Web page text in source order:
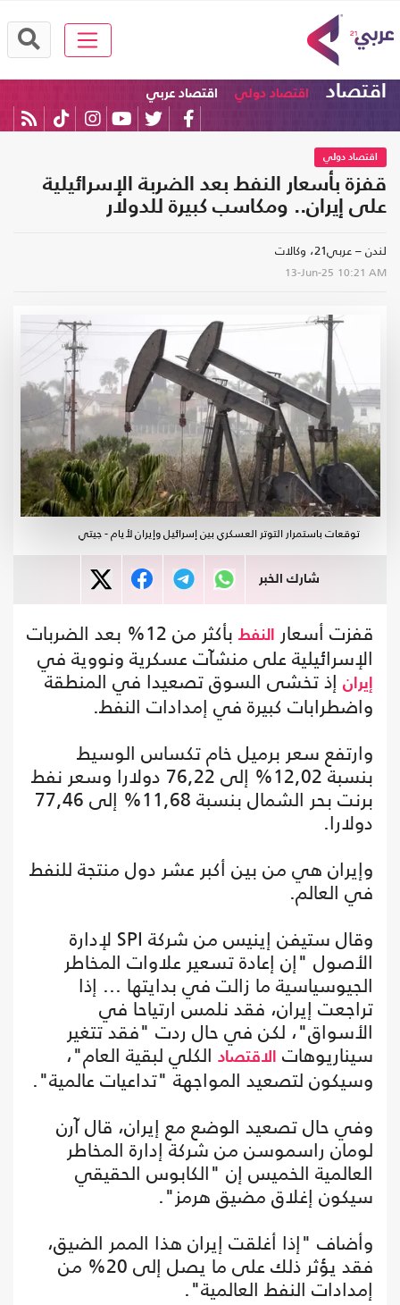
اقتصاد اقتصاد دولي اقتصاد عربي
اقتصاد دولي
قفزة بأسعار النفط بعد الضربة الإسرائيلية
على إيران.. ومكاسب كبيرة للدولار
لندن – عربي21، وكالات
13-Jun-25 10:21 AM
توقعات باستمرار التوتر العسكري بين إسرائيل وإيران لأيام - جيتي
شارك الخبر
قفزت أسعار النفط
بأكثر من 12% بعد الضربات
الإسرائيلية على منشآت عسكرية ونووية في
إيران إذ تخشى السوق تصعيدا في المنطقة
واضطرابات كبيرة في إمدادات النفط.
وارتفع سعر برميل خام تكساس الوسيط
بنسبة 12,02% إلى 76,22 دولارا وسعر نفط
برنت بحر الشمال بنسبة 11,68% إلى 77,46
دولارا.
وإيران هي من بين أكبر عشر دول منتجة للنفط
في العالم.
وقال ستيفن إينيس من شركة SPI لإدارة
الأصول "إن إعادة تسعير علاوات المخاطر
الجيوسياسية ما زالت في بدايتها ... إذا
تراجعت إيران، فقد نلمس ارتياحا في
الأسواق"، لكن في حال ردت "فقد تتغير
سيناريوهات الاقتصاد الكلي لبقية العام"،
وسيكون لتصعيد المواجهة "تداعيات عالمية".
وفي حال تصعيد الوضع مع إيران، قال آرن
لومان راسموسن من شركة إدارة المخاطر
العالمية الخميس إن "الكابوس الحقيقي
سيكون إغلاق مضيق هرمز".
وأضاف "إذا أغلقت إيران هذا الممر الضيق،
فقد يؤثر ذلك على ما يصل إلى 20% من
إمدادات النفط العالمية".